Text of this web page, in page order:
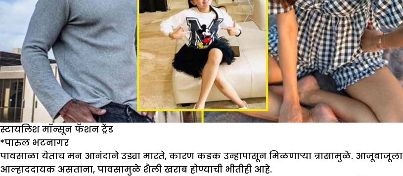
स्टायलिश मॉन्सून फॅशन ट्रेंड
*पारुल भटनागर
पावसाळा येताच मन आनंदाने उड्या मारते, कारण कडक उन्हापासून मिळणाऱ्या त्रासामुळे.
आल्हाददायक असताना, पावसामुळे शैली खराब होण्याची भीतीही आहे.